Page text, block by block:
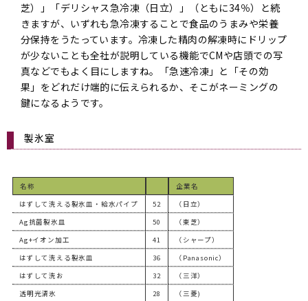
芝）」「デリシャス急冷凍（日立）」（ともに34％）と続
きますが、いずれも急冷凍することで食品のうまみや栄養
分保持をうたっています。冷凍した精肉の解凍時にドリップ
が少ないことも全社が説明している機能でCMや店頭での写
真などでもよく目にしますね。「急速冷凍」と「その効
果」をどれだけ端的に伝えられるか、そこがネーミングの
鍵になるようです。
製氷室
名称
企業名
はずして洗える製氷皿・給水パイプ
52
（日立）
Ag抗菌製氷皿
50
（東芝）
Ag+イオン加工
41
（シャープ）
はずして洗える製氷皿
36
（Panasonic）
はずして洗お
32
（三洋）
透明光清氷
28 （三菱)